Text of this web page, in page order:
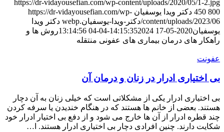
https://dr-vidayousefian.com/wp-content/uploads/2020/05/1-2.jpg
450 800 دکتر ویدا یوسفیان https://dr-vidayousefian.com/wp-
content/uploads/2023/06/دکتر-ویدا-یوسفیان.webp
دکتر ویدا
یوسفیان2020-05-17 14:15:35
2024-04-04 13:14:56
روش ها و
راهکار های درمان بیماری های عفونی منتقله
عفونت
بی اختیاری ادرار در زنان و درمان آن
بی اختیاری ادرار یکی از مشکلاتی است که خیلی زنان به آن دچار
هستند. بعضی از خانم ها هستند که در هنگام خندیدن یا سرفه کردن
چند قطره ادرار از آن ها خارج می شود و از دفع بی اختیار ادرار خود
شکایت دارند. چنین افرادی دچار بی اختیاری ادرار هستند. ا…